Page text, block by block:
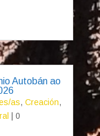
Autobán ao
as, Creación,
| 0